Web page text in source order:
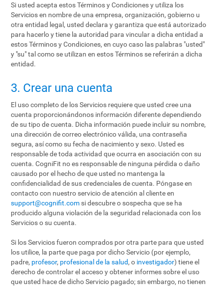
Si usted acepta estos Términos y Condiciones y utiliza los
Servicios en nombre de una empresa, organización, gobierno u
otra entidad legal, usted declara y garantiza que está autorizado
para hacerlo y tiene la autoridad para vincular a dicha entidad a
estos Términos y Condiciones, en cuyo caso las palabras "usted"
y "su" tal como se utilizan en estos Términos se referirán a dicha
entidad.
3. Crear una cuenta
El uso completo de los Servicios requiere que usted cree una
cuenta proporcionándonos información diferente dependiendo
de su tipo de cuenta. Dicha información puede incluir su nombre,
una dirección de correo electrónico válida, una contraseña
segura, así como su fecha de nacimiento y sexo. Usted es
responsable de toda actividad que ocurra en asociación con su
cuenta. CogniFit no es responsable de ninguna pérdida o daño
causado por el hecho de que usted no mantenga la
confidencialidad de sus credenciales de cuenta. Póngase en
contacto con nuestro servicio de atención al cliente en
support@cognifit.com si descubre o sospecha que se ha
producido alguna violación de la seguridad relacionada con los
Servicios o su cuenta.
Si los Servicios fueron comprados por otra parte para que usted
los utilice, la parte que paga por dicho Servicio (por ejemplo,
padre, profesor, profesional de la salud, o investigador) tiene el
derecho de controlar el acceso y obtener informes sobre el uso
que usted hace de dicho Servicio pagado; sin embargo, no tienen